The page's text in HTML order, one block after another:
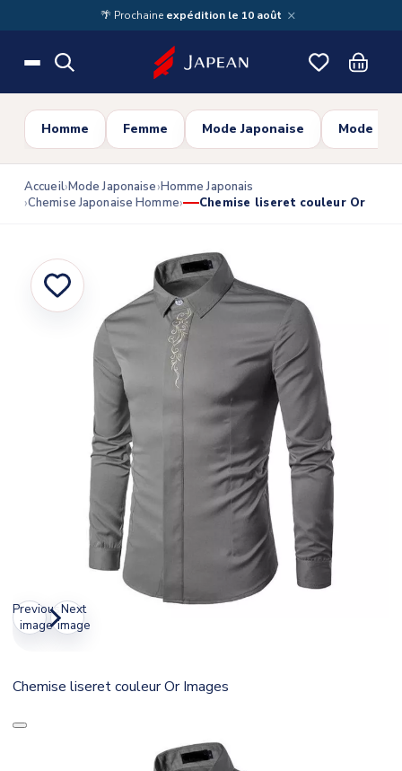
Skip to main content🌴 Prochaine expédition le 10 août ×
Homme Femme Mode Japonaise Mode
Accueil Mode Japonaise Homme Japonais
Chemise Japonaise Homme
Chemise liseret couleur Or
Previous
image
Next
image
Chemise liseret couleur Or Images